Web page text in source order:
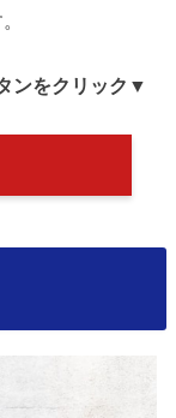
ンをクリック ▼